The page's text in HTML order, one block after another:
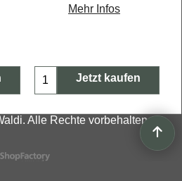
Mehr Infos
Jetzt kaufen
Alle Rechte vorbehalten.
erstellt mit
ShopFactory Shop